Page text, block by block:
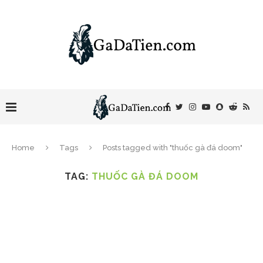
Home Tags Posts tagged with "thuốc gà đá doom"
TAG: THUỐC GÀ ĐÁ DOOM